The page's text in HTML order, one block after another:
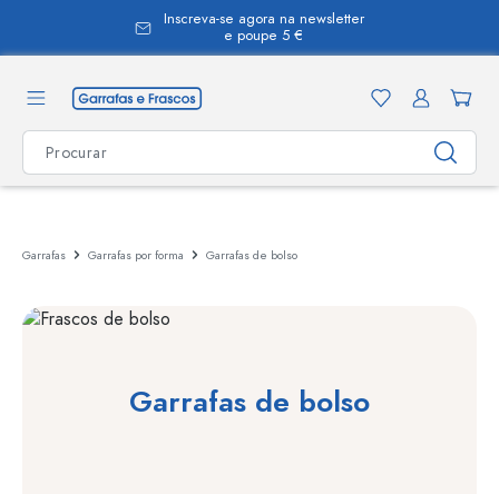
Inscreva-se agora na newsletter
e poupe 5 €
Garrafas Garrafas por forma Garrafas de bolso
Garrafas de bolso